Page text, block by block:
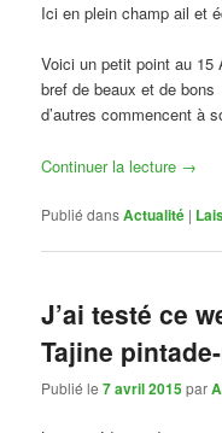
Ici en plein champ ail et
Voici un petit point au
bref de beaux et de
d’autres commencent à
Continuer la lecture →
Publié dansActualité |
J’ai testé ce
Tajine
Publié le7 avril 2015par